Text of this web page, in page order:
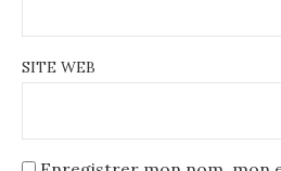
SITE WEB